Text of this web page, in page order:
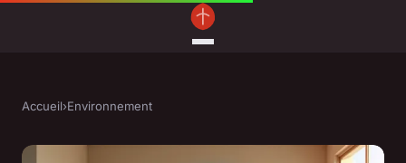
Accueil›Environnement